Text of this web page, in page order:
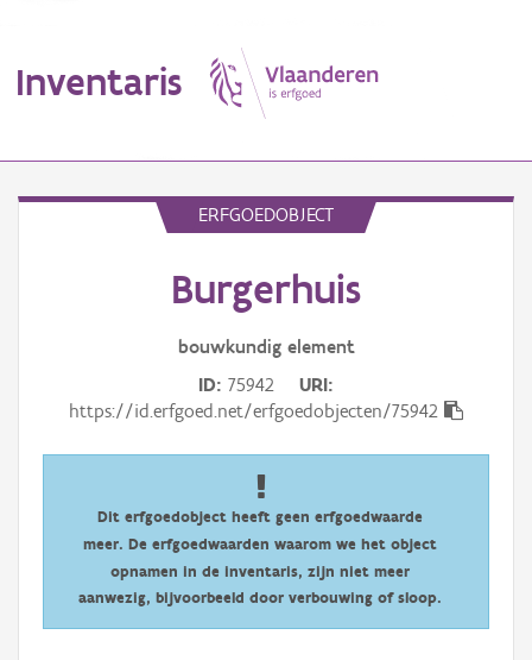
Inventaris
Persoon of collectief
Downloads
ERFGOEDOBJECT
Burgerhuis
bouwkundig element
ID 75942
URI
https://id.erfgoed.net/erfgoedobjecten/75942
Dit erfgoedobject heeft geen erfgoedwaarde
meer. De erfgoedwaarden waarom we het object
opnamen in de inventaris, zijn niet meer
aanwezig, bijvoorbeeld door verbouwing of sloop.